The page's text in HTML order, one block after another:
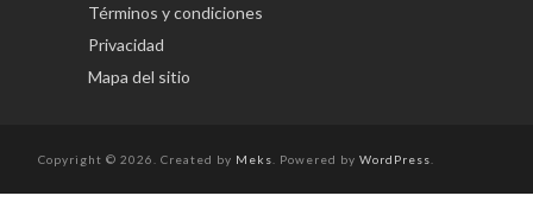
Términos y condiciones
Privacidad
Mapa del sitio
Copyright © 2026. Created by Meks . Powered by WordPress